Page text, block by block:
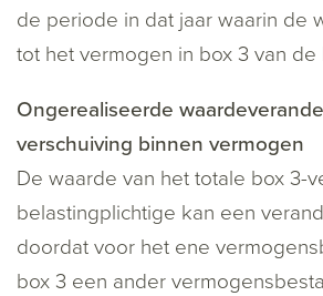
de periode in dat jaar waarin de
tot het vermogen in box 3 van
Ongerealiseerde
verschuiving binnen vermogen
De waarde van het totale box 3-
belastingplichtige kan een
doordat voor het ene
box 3 een ander